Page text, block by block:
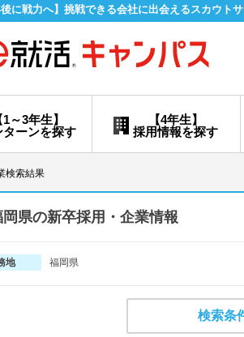
後に戦力へ】挑戦できる会社に出会えるスカウト
【4年生】
採用情報を探す
1～3年生】
ターンを探す
検索結果
岡県の新卒採用・企業情報
地 福岡県
検索条